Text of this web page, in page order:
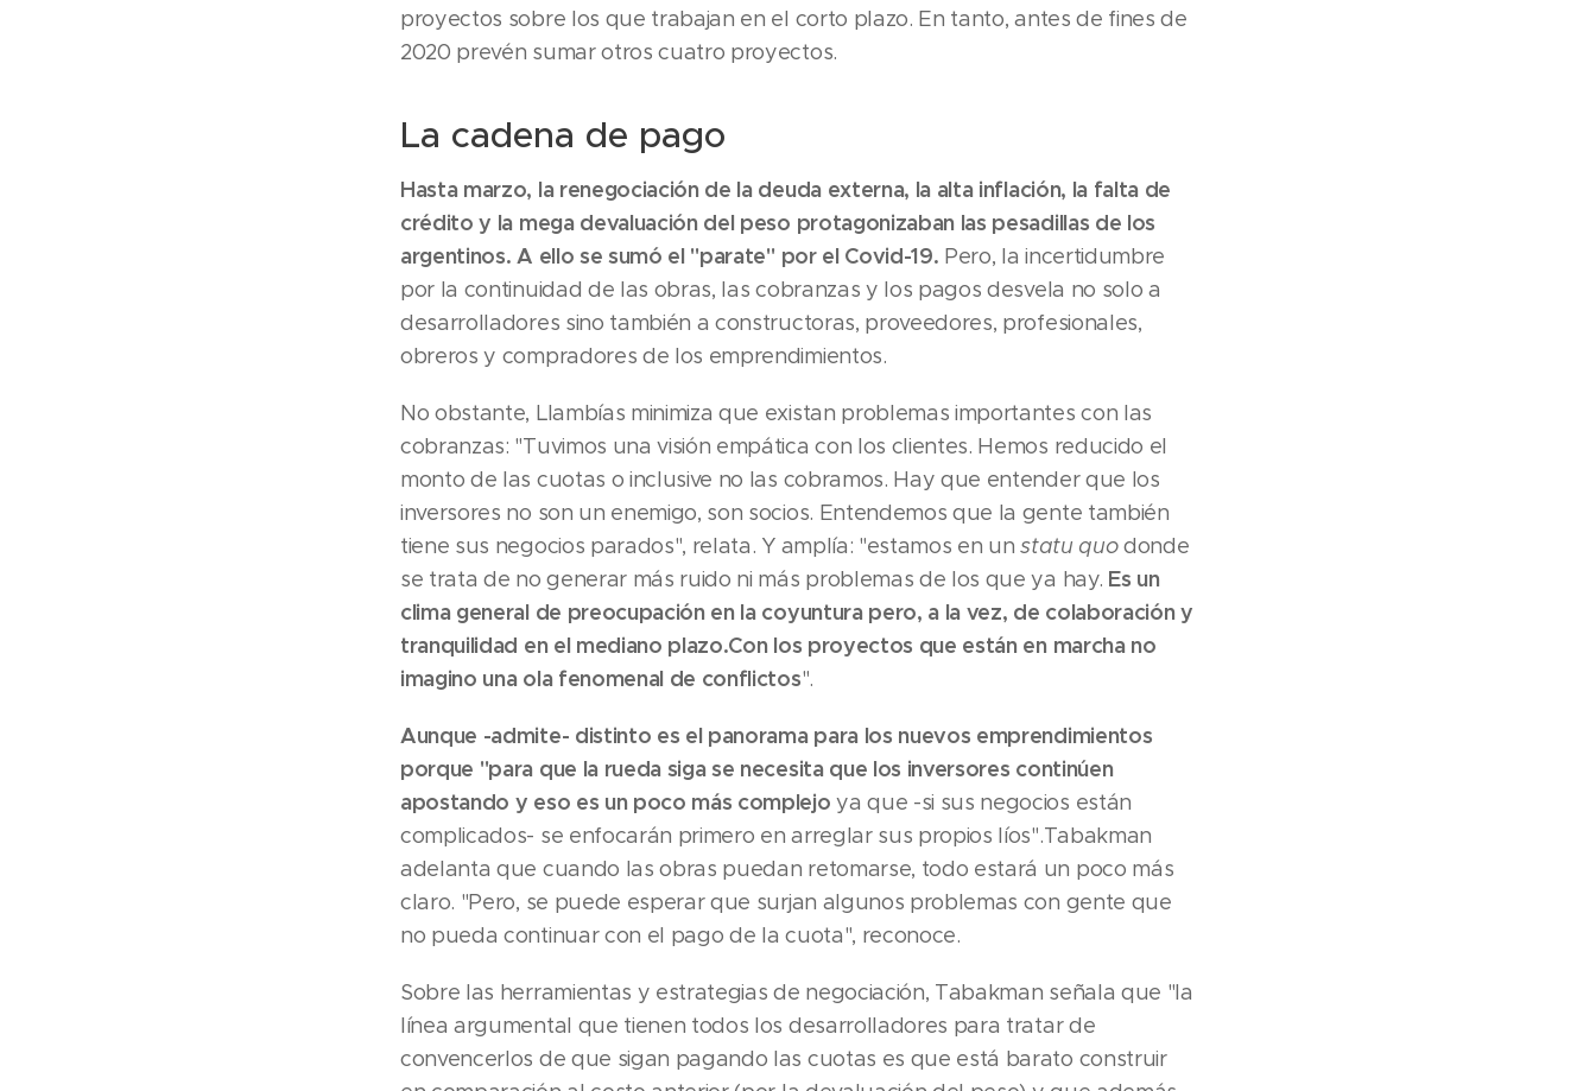
proyectos sobre los que trabajan en el corto plazo. En tanto, antes de fines de
2020 prevén sumar otros cuatro proyectos.
La cadena de pago
Hasta marzo, la renegociación de la deuda externa, la alta inflación, la falta de
crédito y la mega devaluación del peso protagonizaban las pesadillas de los
argentinos. A ello se sumó el "parate" por el Covid-19. Pero, la incertidumbre
por la continuidad de las obras, las cobranzas y los pagos desvela no solo a
desarrolladores sino también a constructoras, proveedores, profesionales,
obreros y compradores de los emprendimientos.
No obstante, Llambías minimiza que existan problemas importantes con las
cobranzas: "Tuvimos una visión empática con los clientes. Hemos reducido el
monto de las cuotas o inclusive no las cobramos. Hay que entender que los
inversores no son un enemigo, son socios. Entendemos que la gente también
tiene sus negocios parados", relata. Y amplía: "estamos en unstatu quodonde
se trata de no generar más ruido ni más problemas de los que ya hay. Es un
clima general de preocupación en la coyuntura pero, a la vez, de colaboración y
tranquilidad en el mediano plazo.Con los proyectos que están en marcha no
imagino una ola fenomenal de conflictos".
Aunque -admite- distinto es el panorama para los nuevos emprendimientos
porque "para que la rueda siga se necesita que los inversores continúen
apostando y eso es un poco más complejoya que -si sus negocios están
complicados- se enfocarán primero en arreglar sus propios líos".Tabakman
adelanta que cuando las obras puedan retomarse, todo estará un poco más
claro. "Pero, se puede esperar que surjan algunos problemas con gente que
no pueda continuar con el pago de la cuota", reconoce.
Sobre las herramientas y estrategias de negociación, Tabakman señala que "la
línea argumental que tienen todos los desarrolladores para tratar de
convencerlos de que sigan pagando las cuotas es que está barato construir